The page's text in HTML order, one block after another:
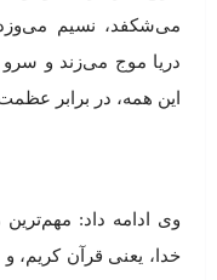
می‌شکفد، نسیم
دریا موج می‌زند و
این همه، در برابر
وی ادامه داد:
خدا، یعنی قرآن کریم،